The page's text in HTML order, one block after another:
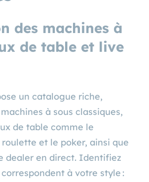
des machines à
de table et live
un catalogue riche,
à sous classiques,
de table comme le
et le poker, ainsi que
dealer en direct. Identifiez
à votre style :